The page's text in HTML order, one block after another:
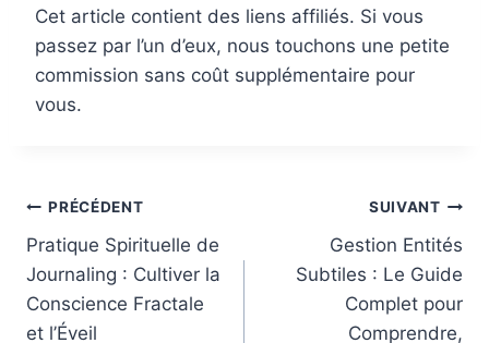
Cet article contient des liens affiliés. Si vous
passez par l’un d’eux, nous touchons une petite
commission sans coût supplémentaire pour
vous.
Navigation
de
l’article
PRÉCÉDENT
Pratique Spirituelle de
Journaling : Cultiver la
Conscience Fractale
et l’Éveil
SUIVANT
Gestion Entités
Subtiles : Le Guide
Complet pour
Comprendre,